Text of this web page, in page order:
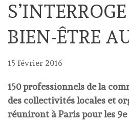
BIEN-ÊTRE
15 février 2016
150 professionnels de la
des collectivités locales et
réuniront à Paris pour les 9e